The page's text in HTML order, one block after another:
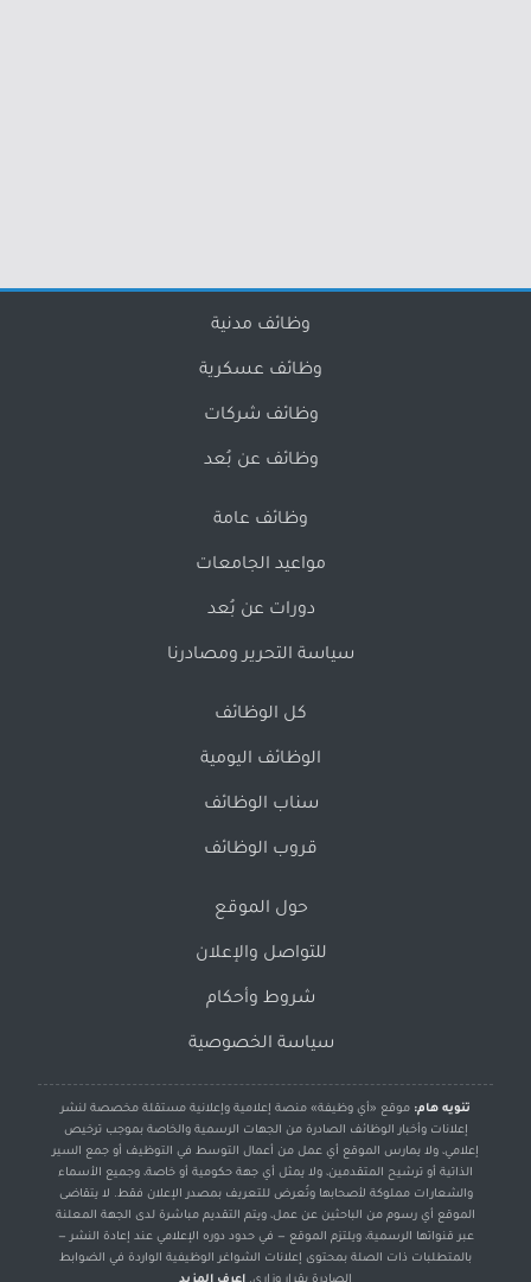
وظائف مدنية
وظائف عسكرية
وظائف شركات
وظائف عن بُعد
وظائف عامة
مواعيد الجامعات
دورات عن بُعد
سياسة التحرير ومصادرنا
كل الوظائف
الوظائف اليومية
سناب الوظائف
قروب الوظائف
حول الموقع
للتواصل والإعلان
شروط وأحكام
سياسة الخصوصية
تنويه هام: موقع «أي وظيفة» منصة إعلامية وإعلانية مستقلة مخصصة لنشر
إعلانات وأخبار الوظائف الصادرة من الجهات الرسمية والخاصة بموجب ترخيص
إعلامي، ولا يمارس الموقع أي عمل من أعمال التوسط في التوظيف أو جمع السير
الذاتية أو ترشيح المتقدمين، ولا يمثل أي جهة حكومية أو خاصة، وجميع الأسماء
والشعارات مملوكة لأصحابها وتُعرض للتعريف بمصدر الإعلان فقط. لا يتقاضى
الموقع أي رسوم من الباحثين عن عمل، ويتم التقديم مباشرة لدى الجهة المعلنة
عبر قنواتها الرسمية، ويلتزم الموقع — في حدود دوره الإعلامي عند إعادة النشر —
بالمتطلبات ذات الصلة بمحتوى إعلانات الشواغر الوظيفية الواردة في الضوابط